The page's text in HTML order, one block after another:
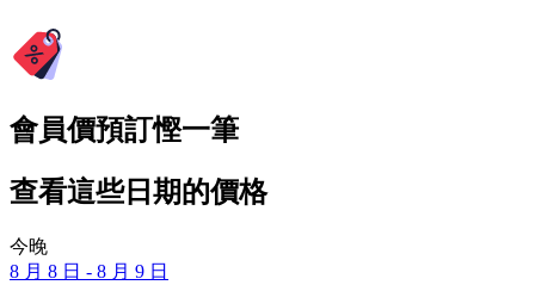
會員價預訂慳一筆
查看這些日期的價格
今晚
8 月 8 日 - 8 月 9 日